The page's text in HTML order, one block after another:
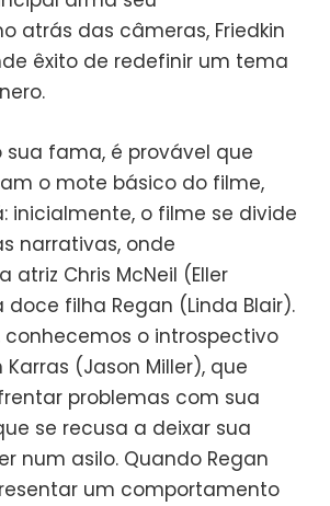
atrás das câmeras, Friedkin
êxito de redefinir um tema
sua fama, é provável que
o mote básico do filme,
inicialmente, o filme se divide
narrativas, onde
atriz Chris McNeil (Eller
doce filha Regan (Linda Blair).
conhecemos o introspectivo
Karras (Jason Miller), que
problemas com sua
se recusa a deixar sua
num asilo. Quando Regan
um comportamento